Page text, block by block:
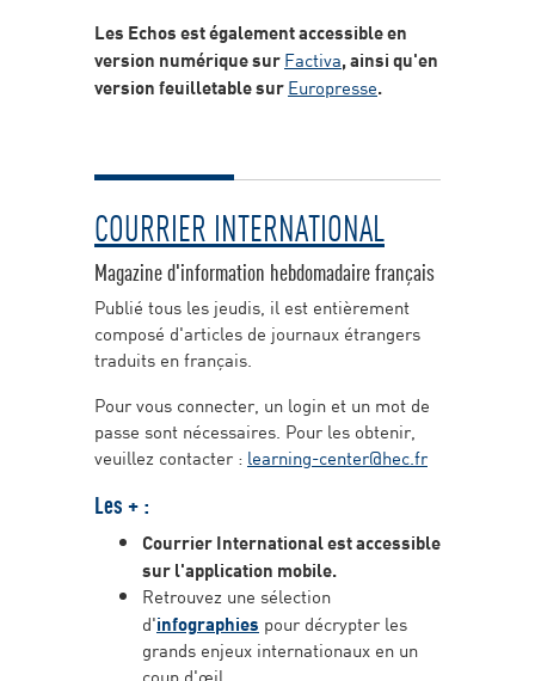
Les Echos est également accessible en
version numérique surFactiva, ainsi qu'en
version feuilletable surEuropresse.
COURRIER INTERNATIONAL
Magazine d'information hebdomadaire français
Publié tous les jeudis, il est entièrement
composé d'articles de journaux étrangers
traduits en français.
Pour vous connecter, un login et un mot de
passe sont nécessaires. Pour les obtenir,
veuillez contacter : learning-center@hec.fr
Les + :
Courrier International est accessible
sur l'application mobile.
Retrouvez une sélection
d'infographies pour décrypter les
grands enjeux internationaux en un